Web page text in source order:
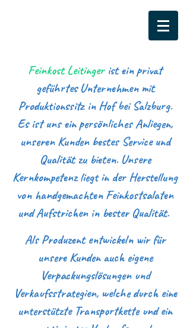
Feinkost Leitinger ist ein privat
geführtes Unternehmen mit
Produktionssitz in Hof bei Salzburg.
Es ist uns ein persönliches Anliegen,
unseren Kunden bestes Service und
Qualität zu bieten. ​Unsere
Kernkompetenz liegt in der Herstellung
von handgemachten Feinkostsalaten
und Aufstrichen in bester Qualität.
Als Produzent entwickeln wir für
unsere Kunden auch eigene
Verpackungslösungen und
Verkaufsstrategien, welche durch eine
unterstützte Transportkette und ein